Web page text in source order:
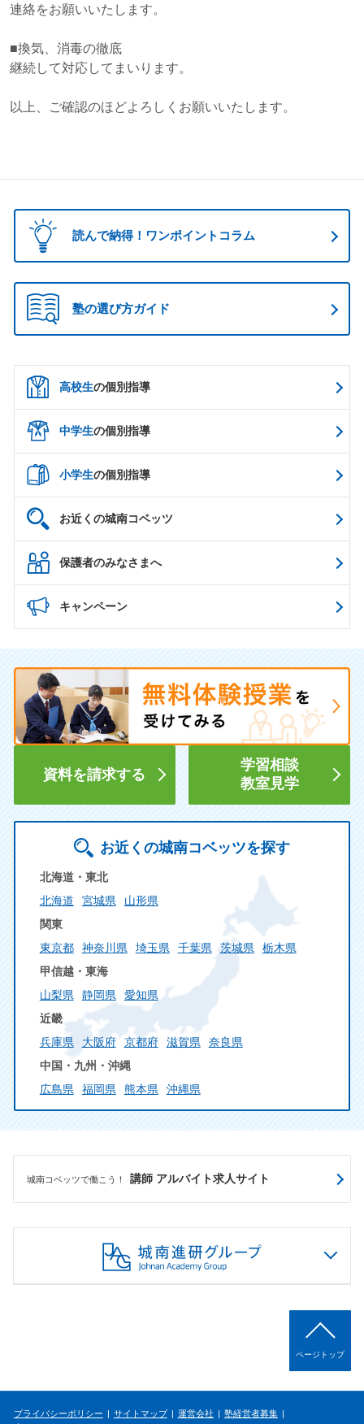
連絡をお願いいたします。
■換気、消毒の徹底
継続して対応してまいります。
以上、ご確認のほどよろしくお願いいたします。
読んで納得！ワンポイントコラム
塾の選び方ガイド
高校生の個別指導
中学生の個別指導
小学生の個別指導
お近くの城南コベッツ
保護者のみなさまへ
キャンペーン
資料を請求する
学習相談
教室見学
お近くの城南コベッツを探す
北海道・東北
北海道
宮城県
山形県
関東
東京都
神奈川県 埼玉県 千葉県 茨城県
栃木県
甲信越・東海
山梨県
静岡県
愛知県
近畿
兵庫県
大阪府 京都府 滋賀県
奈良県
中国・九州・沖縄
広島県
福岡県 熊本県 沖縄県
城南コベッツで働こう！ 講師 アルバイト求人サイト
ページトップ
プライバシーポリシー サイトマップ 運営会社
塾経営者募集